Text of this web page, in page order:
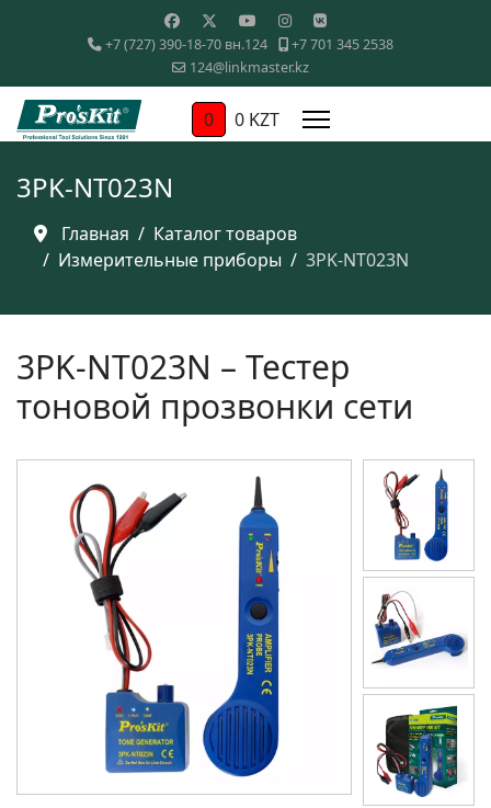
+7 (727) 390-18-70 вн.124
+7 701 345 2538
124@linkmaster.kz
0 0 KZT
3PK-NT023N
Главная
Каталог товаров
Измерительные приборы
3PK-NT023N
3PK-NT023N – Тестер
тоновой прозвонки сети